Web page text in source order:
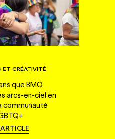
ET CRÉATIVITÉ
que BMO
arcs-en-ciel en
communauté